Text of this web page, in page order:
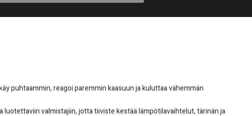
puhtaammin, reagoi paremmin kaasuun ja kuluttaa vähemmän
valmistajiin, jotta tiiviste kestää lämpötilavaihtelut, tärinän ja